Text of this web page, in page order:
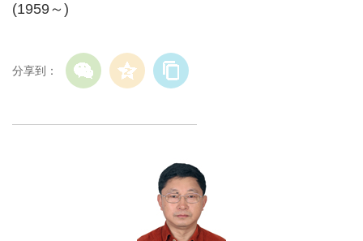
(1959～)
分享到：